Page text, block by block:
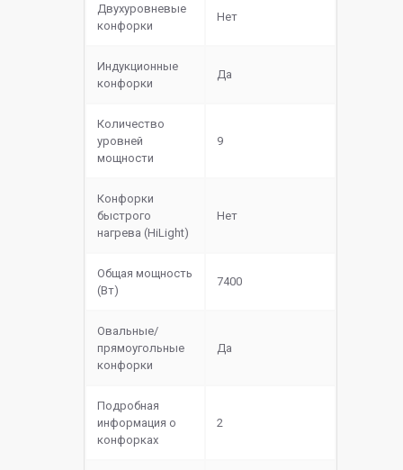
Двухуровневые
конфорки
Нет
Индукционные
конфорки
Да
Количество
уровней
мощности
9
Конфорки
быстрого
нагрева (HiLight)
Нет
Общая мощность
(Вт)
7400
Овальные/
прямоугольные
конфорки
Да
Подробная
информация о
конфорках
2